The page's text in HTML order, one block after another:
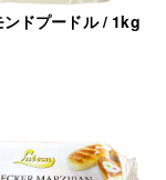
ンドプードル / 1kg